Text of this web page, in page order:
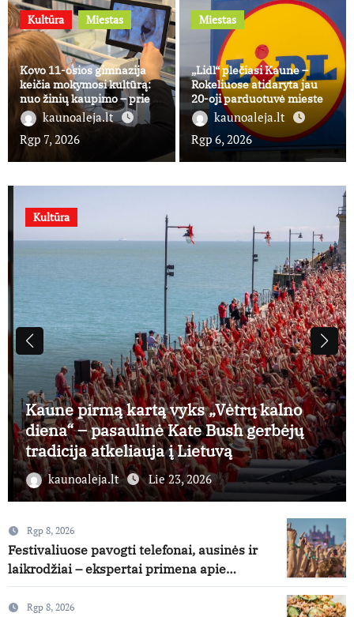
Kultūra Miestas
Kovo 11-osios gimnazija
keičia mokymosi kultūrą:
nuo žinių kaupimo – prie jų
supratimo ir taikymo
kaunoaleja.lt
Rgp 7, 2026
Miestas
„Lidl“ plečiasi Kaune –
Rokeliuose atidaryta jau
20-oji parduotuvė mieste
kaunoaleja.lt
Rgp 6, 2026
Kultūra
Kaune pirmą kartą vyks „Vėtrų kalno
diena“ – pasaulinė Kate Bush gerbėjų
tradicija atkeliauja į Lietuvą
kaunoaleja.lt Lie 23, 2026
Rgp 8, 2026
Festivaliuose pavogti telefonai, ausinės ir
laikrodžiai – ekspertai primena apie
didžiausias finansines rizikas
Rgp 8, 2026